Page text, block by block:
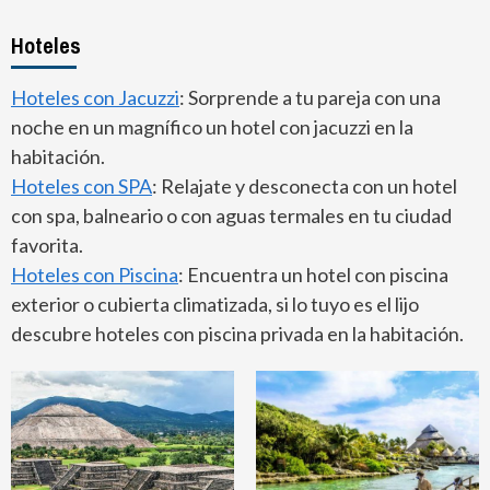
Hoteles
Hoteles con Jacuzzi: Sorprende a tu pareja con una
noche en un magnífico un hotel con jacuzzi en la
habitación.
Hoteles con SPA: Relajate y desconecta con un hotel
con spa, balneario o con aguas termales en tu ciudad
favorita.
Hoteles con Piscina: Encuentra un hotel con piscina
exterior o cubierta climatizada, si lo tuyo es el lijo
descubre hoteles con piscina privada en la habitación.